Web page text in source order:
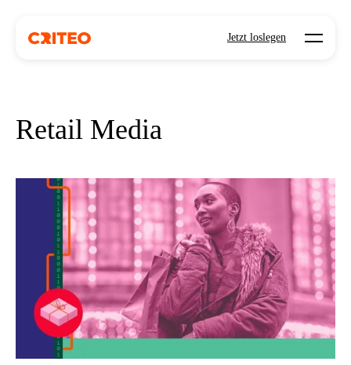
Jetzt loslegen Open
Retail Media